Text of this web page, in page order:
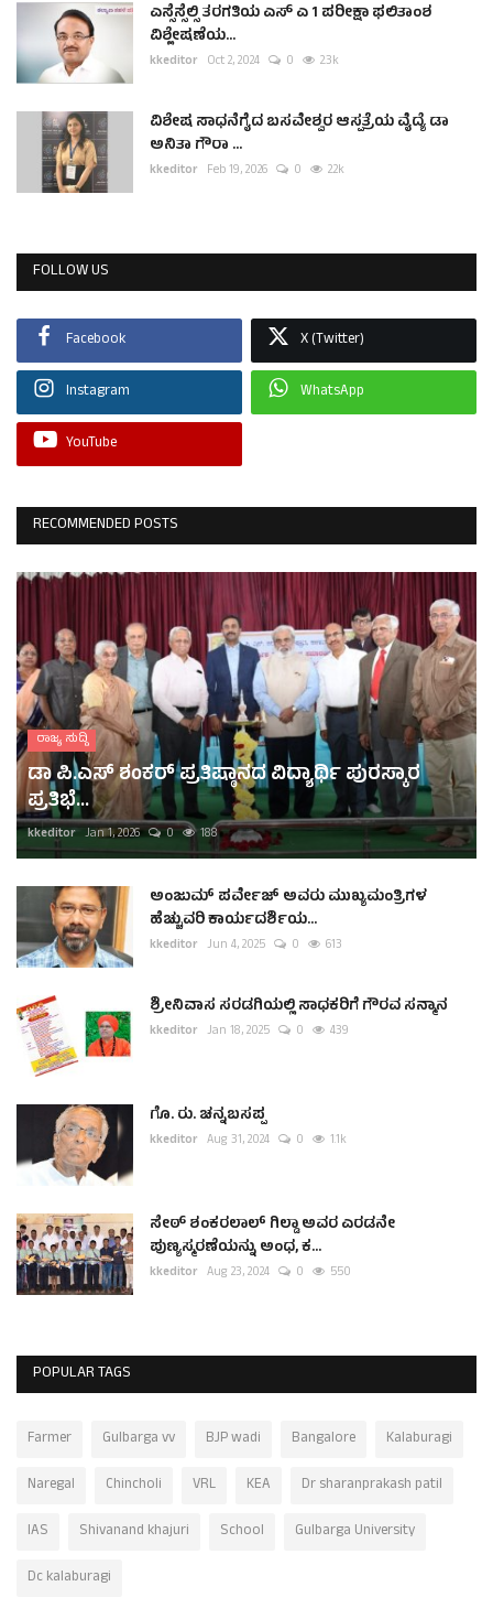
ಎಸ್ಸೆಸ್ಸೆಲ್ಸಿ ತರಗತಿಯ ಎಸ್ ಎ 1 ಪರೀಕ್ಷಾ ಫಲಿತಾಂಶ
ವಿಶ್ಲೇಷಣೆಯ...
kkeditor Oct 2, 2024 0 2.3k
ವಿಶೇಷ ಸಾಧನೆಗೈದ ಬಸವೇಶ್ವರ ಆಸ್ಪತ್ರೆಯ ವೈದ್ಯೆ ಡಾ
ಅನಿತಾ ಗೌರಾ ...
kkeditor Feb 19, 2026 0 2.2k
FOLLOW US
Facebook X (Twitter)
Instagram WhatsApp
YouTube
RECOMMENDED POSTS
ರಾಜ್ಯ ಸುದ್ದಿ
ಡಾ ಪಿ.ಎಸ್ ಶಂಕರ್ ಪ್ರತಿಷ್ಠಾನದ ವಿದ್ಯಾರ್ಥಿ ಪುರಸ್ಕಾರ
ಪ್ರತಿಭೆ...
kkeditor Jan 1, 2026 0 188
ಅಂಜುಮ್ ಪರ್ವೇಜ್ ಅವರು ಮುಖ್ಯಮಂತ್ರಿಗಳ
ಹೆಚ್ಚುವರಿ ಕಾರ್ಯದರ್ಶಿಯ...
kkeditor Jun 4, 2025 0 613
ಶ್ರೀನಿವಾಸ ಸರಡಗಿಯಲ್ಲಿ ಸಾಧಕರಿಗೆ ಗೌರವ ಸನ್ಮಾನ
kkeditor Jan 18, 2025 0 439
ಗೊ. ರು. ಚನ್ನಬಸಪ್ಪ
kkeditor Aug 31, 2024 0 1.1k
ಸೇಠ್ ಶಂಕರಲಾಲ್ ಗಿಲ್ಡಾ ಅವರ ಎರಡನೇ
ಪುಣ್ಯಸ್ಮರಣೆಯನ್ನು ಅಂಧ, ಕ...
kkeditor Aug 23, 2024 0 550
POPULAR TAGS
Farmer Gulbarga vv BJP wadi Bangalore
Kalaburagi
Naregal
Chincholi VRL KEA
Dr sharanprakash patil
IAS
Shivanand khajuri School
Gulbarga University
Dc kalaburagi